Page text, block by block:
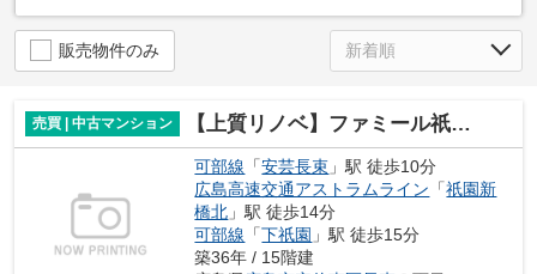
販売物件のみ
売買 | 中古マンション 【上質リノベ】ファミール祇園長束
可部線 「安芸長束 」駅 徒歩10分
広島高速交通アストラムライン 「祇園新
橋北 」駅 徒歩14分
可部線 「下祇園 」駅 徒歩15分
築36年 / 15階建